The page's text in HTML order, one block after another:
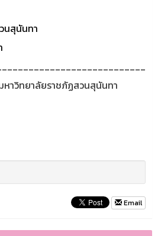
นสุนันทา
าวิทยาลัยราชภัฏสวนสุนันทา
Email